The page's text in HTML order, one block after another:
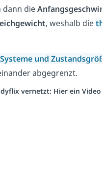
dann die
, weshalb die
und
abgegrenzt.
vernetzt: Hier ein